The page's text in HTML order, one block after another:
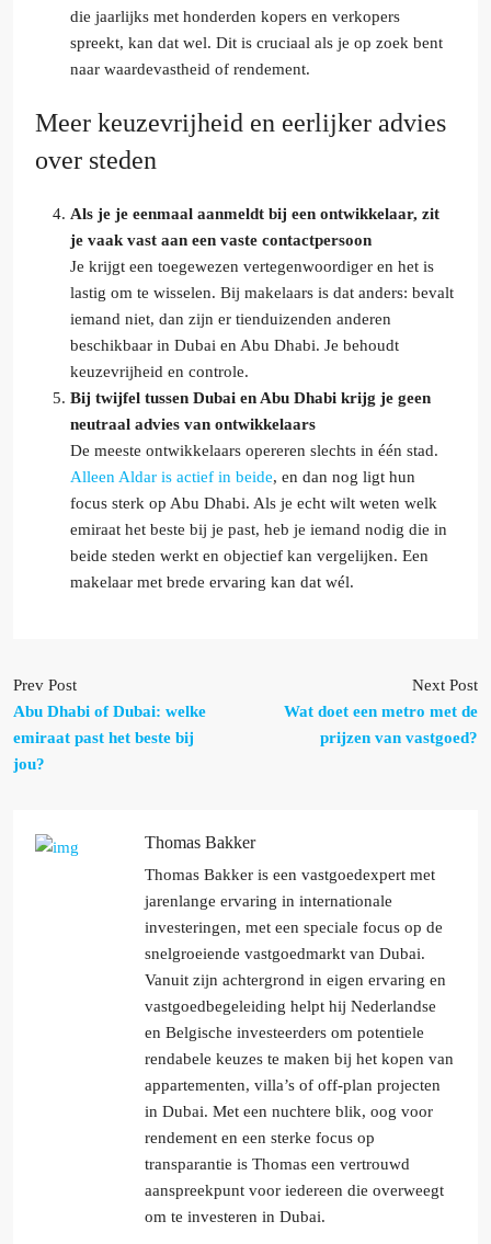
die jaarlijks met honderden kopers en verkopers
spreekt, kan dat wel. Dit is cruciaal als je op zoek bent
naar waardevastheid of rendement.
Meer keuzevrijheid en eerlijker advies
over steden
Als je je eenmaal aanmeldt bij een ontwikkelaar, zit
je vaak vast aan een vaste contactpersoon
Je krijgt een toegewezen vertegenwoordiger en het is
lastig om te wisselen. Bij makelaars is dat anders: bevalt
iemand niet, dan zijn er tienduizenden anderen
beschikbaar in Dubai en Abu Dhabi. Je behoudt
keuzevrijheid en controle.
Bij twijfel tussen Dubai en Abu Dhabi krijg je geen
neutraal advies van ontwikkelaars
De meeste ontwikkelaars opereren slechts in één stad.
Alleen Aldar is actief in beide, en dan nog ligt hun
focus sterk op Abu Dhabi. Als je echt wilt weten welk
emiraat het beste bij je past, heb je iemand nodig die in
beide steden werkt en objectief kan vergelijken. Een
makelaar met brede ervaring kan dat wél.
Prev Post
Abu Dhabi of Dubai: welke
emiraat past het beste bij
jou?
Next Post
Wat doet een metro met de
prijzen van vastgoed?
Thomas Bakker
Thomas Bakker is een vastgoedexpert met
jarenlange ervaring in internationale
investeringen, met een speciale focus op de
snelgroeiende vastgoedmarkt van Dubai.
Vanuit zijn achtergrond in eigen ervaring en
vastgoedbegeleiding helpt hij Nederlandse
en Belgische investeerders om potentiele
rendabele keuzes te maken bij het kopen van
appartementen, villa’s of off-plan projecten
in Dubai. Met een nuchtere blik, oog voor
rendement en een sterke focus op
transparantie is Thomas een vertrouwd
aanspreekpunt voor iedereen die overweegt
om te investeren in Dubai.